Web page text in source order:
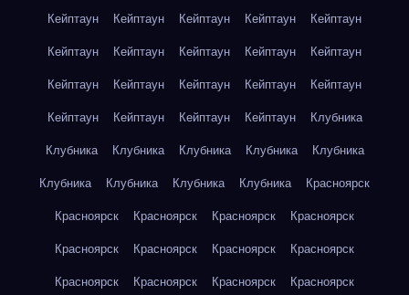
Кейптаун
Кейптаун Кейптаун Кейптаун
Кейптаун
Кейптаун
Кейптаун Кейптаун Кейптаун
Кейптаун
Кейптаун
Кейптаун Кейптаун Кейптаун
Кейптаун
Кейптаун
Кейптаун Кейптаун Кейптаун
Клубника
Клубника
Клубника Клубника Клубника
Клубника
Клубника
Клубника Клубника Клубника
Красноярск
Красноярск
Красноярск Красноярск
Красноярск
Красноярск
Красноярск Красноярск
Красноярск
Красноярск
Красноярск Красноярск
Красноярск